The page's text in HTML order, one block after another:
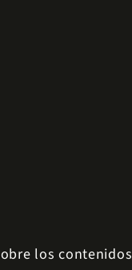
los contenidos